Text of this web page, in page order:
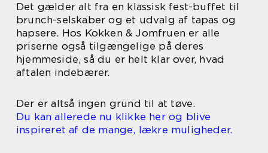
Det gælder alt fra en klassisk fest-buffet til
brunch-selskaber og et udvalg af tapas og
hapsere. Hos Kokken & Jomfruen er alle
priserne også tilgængelige på deres
hjemmeside, så du er helt klar over, hvad
aftalen indebærer.
Der er altså ingen grund til at tøve.
Du kan allerede nu klikke her og blive
inspireret af de mange, lækre muligheder.